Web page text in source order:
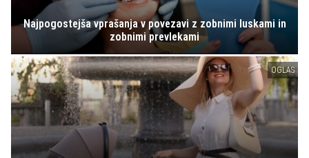
Najpogostejša vprašanja v povezavi z zobnimi luskami in
zobnimi prevlekami
OGLAS